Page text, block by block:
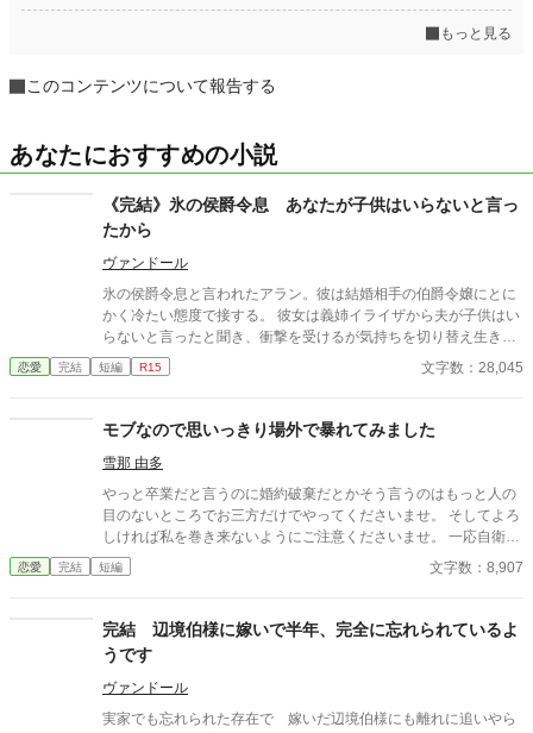
もっと見る
このコンテンツについて報告する
あなたにおすすめの小説
《完結》氷の侯爵令息 あなたが子供はいらないと言っ
たから
ヴァンドール
氷の侯爵令息と言われたアラン。彼は結婚相手の伯爵令嬢にとに
かく冷たい態度で接する。 彼女は義姉イライザから夫が子供はい
らないと言ったと聞き、衝撃を受けるが気持ちを切り替え生きて
いく。
恋愛 完結 短編 R15 文字数：28,045
モブなので思いっきり場外で暴れてみました
雪那 由多
やっと卒業だと言うのに婚約破棄だとかそう言うのはもっと人の
目のないところでお三方だけでやってくださいませ。 そしてよろ
しければ私を巻き来ないようにご注意くださいませ。 一応自衛は
させていただきますが悪しからず？ そんなささやかな防衛をして
何か問題ありましょうか？ ※衝動的に書いたのであげてみました
恋愛 完結 短編 文字数：8,907
完結 辺境伯様に嫁いで半年、完全に忘れられているよ
うです
ヴァンドール
実家でも忘れられた存在で 嫁いだ辺境伯様にも離れに追いやら